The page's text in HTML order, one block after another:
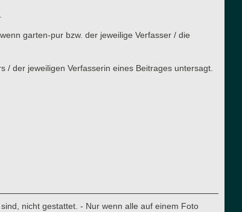
garten-pur bzw. der jeweilige Verfasser / die
der jeweiligen Verfasserin eines Beitrages untersagt.
nicht gestattet. - Nur wenn alle auf einem Foto